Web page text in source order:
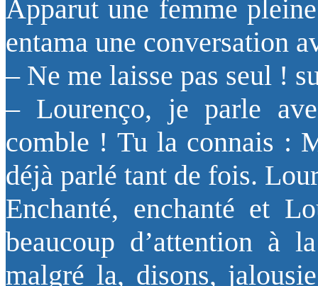
Apparut une femme
entama une conversation
– Ne me laisse pas seul !
– Lourenço, je parle
comble ! Tu la connais :
déjà parlé tant de fois.
Enchanté, enchanté et
beaucoup d’attention à
malgré la, disons,